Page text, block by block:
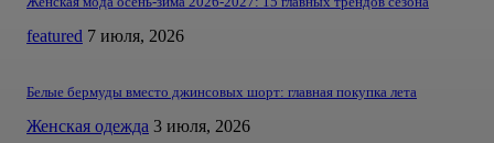
featured 7 июля, 2026
Белые бермуды вместо джинсовых шорт: главная покупка лета
Женская одежда 3 июля, 2026